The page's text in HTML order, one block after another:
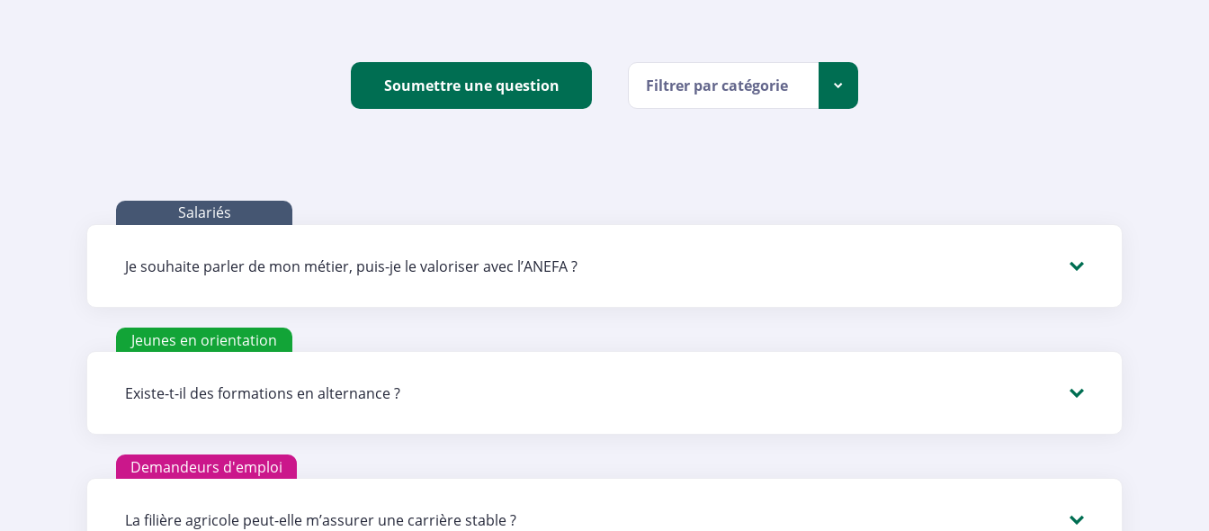
Soumettre une question Filtrer par catégorie
Salariés
Je souhaite parler de mon métier, puis-je le valoriser avec l’ANEFA ?
Jeunes en orientation
Existe-t-il des formations en alternance ?
Demandeurs d'emploi
La filière agricole peut-elle m’assurer une carrière stable ?